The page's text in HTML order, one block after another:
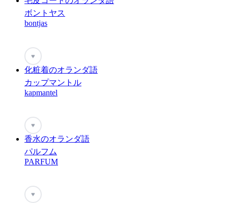
ボントヤス
bontjas
♥
化粧着のオランダ語
カップマントル
kapmantel
♥
香水のオランダ語
パルフム
PARFUM
♥